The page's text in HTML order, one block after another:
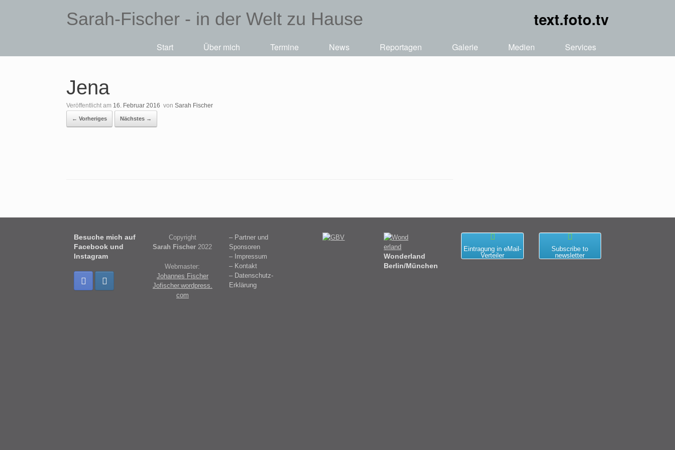
Sarah-Fischer - in der Welt zu Hause text.foto.tv
Start Über mich Termine News Reportagen Galerie Medien Services
Jena
Veröffentlicht am 16. Februar 2016 von Sarah Fischer
← Vorheriges Nächstes →
Besuche mich auf
Facebook und
Instagram
Copyright
Sarah Fischer 2022
Webmaster:
Johannes Fischer
Jofischer.wordpress.
com
– Partner und
Sponsoren
– Impressum
– Kontakt
– Datenschutz-
Erklärung
Wonderland
Berlin/München
Eintragung in eMail-
Verteiler
Subscribe to
newsletter